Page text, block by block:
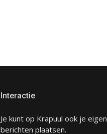
Interactie
Je kunt op Krapuul ook je eigen
berichten plaatsen.